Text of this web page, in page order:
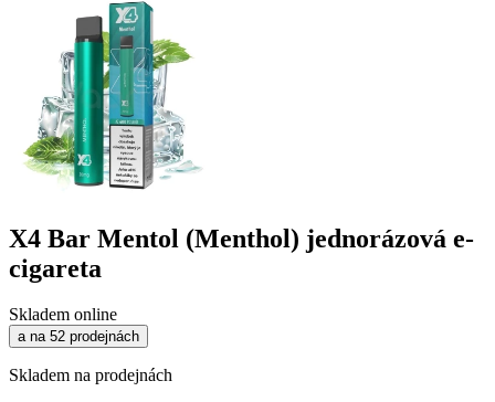
X4 Bar Mentol (Menthol) jednorázová e-
cigareta
Skladem online
a na 52 prodejnách
Skladem na prodejnách